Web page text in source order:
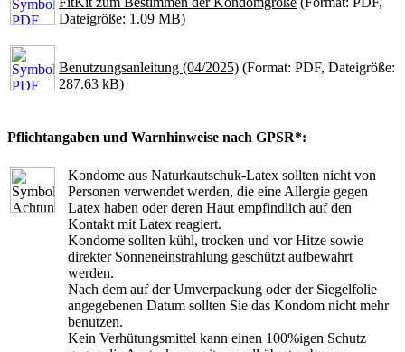
Dateigröße: 1.09 MB)
Benutzungsanleitung (04/2025) (Format: PDF, Dateigröße:
287.63 kB)
Pflichtangaben und Warnhinweise nach GPSR*:
Kondome aus Naturkautschuk-Latex sollten nicht von
Personen verwendet werden, die eine Allergie gegen
Latex haben oder deren Haut empfindlich auf den
Kontakt mit Latex reagiert.
Kondome sollten kühl, trocken und vor Hitze sowie
direkter Sonneneinstrahlung geschützt aufbewahrt
werden.
Nach dem auf der Umverpackung oder der Siegelfolie
angegebenen Datum sollten Sie das Kondom nicht mehr
benutzen.
Kein Verhütungsmittel kann einen 100%igen Schutz